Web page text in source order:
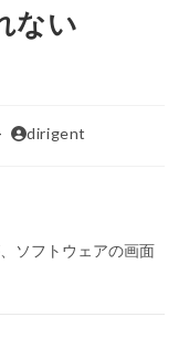
ない
dirigent
ソフトウェアの画面